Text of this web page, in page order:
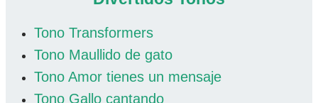
Tono Transformers
Tono Maullido de gato
Tono Amor tienes un mensaje
Tono Gallo cantando